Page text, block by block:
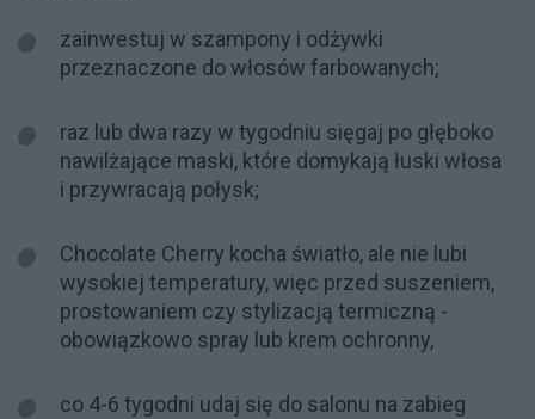
zainwestuj w szampony i odżywki
przeznaczone do włosów farbowanych;
raz lub dwa razy w tygodniu sięgaj po głęboko
nawilżające maski, które domykają łuski włosa
i przywracają połysk;
Chocolate Cherry kocha światło, ale nie lubi
wysokiej temperatury, więc przed suszeniem,
prostowaniem czy stylizacją termiczną -
obowiązkowo spray lub krem ochronny,
co 4-6 tygodni udaj się do salonu na zabieg